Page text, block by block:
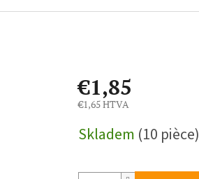
€1,85
€1,65 HTVA
de
Skladem (10 pièce)